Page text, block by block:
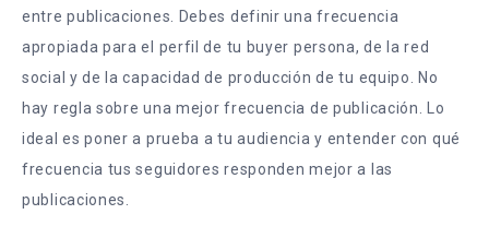
entre publicaciones. Debes definir una frecuencia
apropiada para el perfil de tu buyer persona, de la red
social y de la capacidad de producción de tu equipo. No
hay regla sobre una mejor frecuencia de publicación. Lo
ideal es poner a prueba a tu audiencia y entender con qué
frecuencia tus seguidores responden mejor a las
publicaciones.